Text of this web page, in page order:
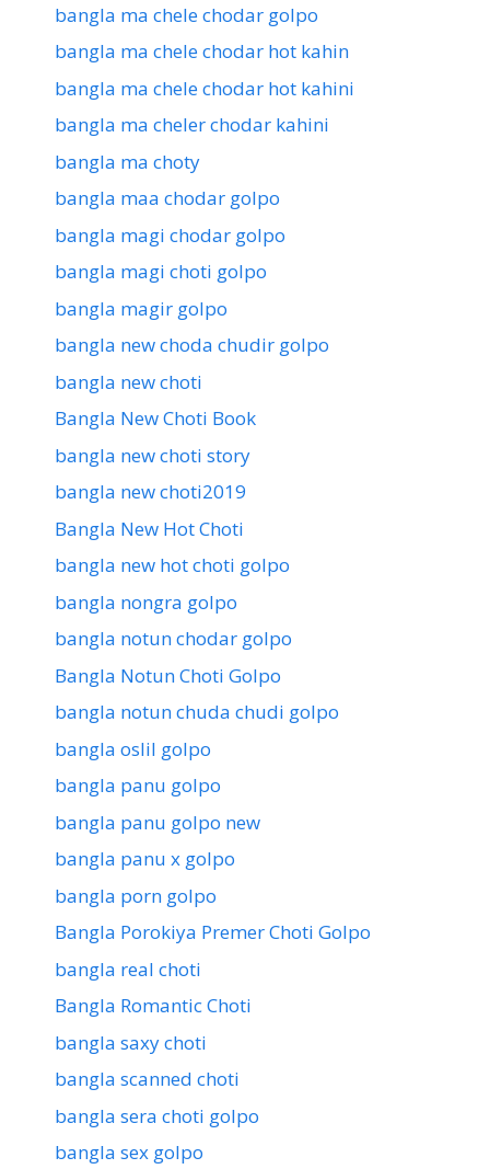
bangla ma chele chodar golpo
bangla ma chele chodar hot kahin
bangla ma chele chodar hot kahini
bangla ma cheler chodar kahini
bangla ma choty
bangla maa chodar golpo
bangla magi chodar golpo
bangla magi choti golpo
bangla magir golpo
bangla new choda chudir golpo
bangla new choti
Bangla New Choti Book
bangla new choti story
bangla new choti2019
Bangla New Hot Choti
bangla new hot choti golpo
bangla nongra golpo
bangla notun chodar golpo
Bangla Notun Choti Golpo
bangla notun chuda chudi golpo
bangla oslil golpo
bangla panu golpo
bangla panu golpo new
bangla panu x golpo
bangla porn golpo
Bangla Porokiya Premer Choti Golpo
bangla real choti
Bangla Romantic Choti
bangla saxy choti
bangla scanned choti
bangla sera choti golpo
bangla sex golpo